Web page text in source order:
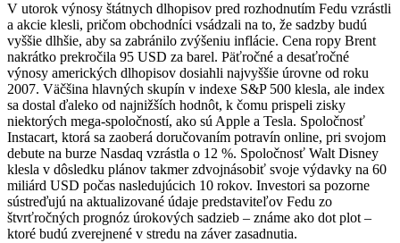
V utorok výnosy štátnych dlhopisov pred rozhodnutím Fedu vzrástli
a akcie klesli, pričom obchodníci vsádzali na to, že sadzby budú
vyššie dlhšie, aby sa zabránilo zvýšeniu inflácie. Cena ropy Brent
nakrátko prekročila 95 USD za barel. Päťročné a desaťročné
výnosy amerických dlhopisov dosiahli najvyššie úrovne od roku
2007. Väčšina hlavných skupín v indexe S&P 500 klesla, ale index
sa dostal ďaleko od najnižších hodnôt, k čomu prispeli zisky
niektorých mega-spoločností, ako sú Apple a Tesla. Spoločnosť
Instacart, ktorá sa zaoberá doručovaním potravín online, pri svojom
debute na burze Nasdaq vzrástla o 12 %. Spoločnosť Walt Disney
klesla v dôsledku plánov takmer zdvojnásobiť svoje výdavky na 60
miliárd USD počas nasledujúcich 10 rokov. Investori sa pozorne
sústreďujú na aktualizované údaje predstaviteľov Fedu zo
štvrťročných prognóz úrokových sadzieb – známe ako dot plot –
ktoré budú zverejnené v stredu na záver zasadnutia.